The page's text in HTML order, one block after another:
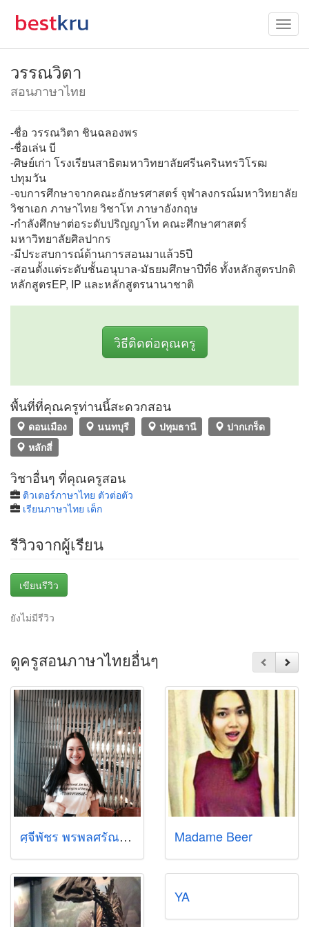
วรรณวิตา
สอนภาษาไทย
-ชื่อ วรรณวิตา ชินฉลองพร
-ชื่อเล่น บี
-ศิษย์เก่า โรงเรียนสาธิตมหาวิทยาลัยศรีนครินทรวิโรฒ
ปทุมวัน
-จบการศึกษาจากคณะอักษรศาสตร์ จุฬาลงกรณ์มหาวิทยาลัย
วิชาเอก ภาษาไทย วิชาโท ภาษาอังกฤษ
-กำลังศึกษาต่อระดับปริญญาโท คณะศึกษาศาสตร์
มหาวิทยาลัยศิลปากร
-มีประสบการณ์ด้านการสอนมาแล้ว5ปี
-สอนตั้งแต่ระดับชั้นอนุบาล-มัธยมศึกษาปีที่6 ทั้งหลักสูตรปกติ
หลักสูตรEP, IP และหลักสูตรนานาชาติ
วิธีติดต่อคุณครู
พื้นที่ที่คุณครูท่านนี้สะดวกสอน
ดอนเมือง นนทบุรี ปทุมธานี
ปากเกร็ด
หลักสี่
วิชาอื่นๆ ที่คุณครูสอน
ติวเตอร์ภาษาไทย ตัวต่อตัว
เรียนภาษาไทย เด็ก
รีวิวจากผู้เรียน
เขียนรีวิว
ยังไม่มีรีวิว
ดูครูสอนภาษาไทยอื่นๆ
ศุจีพัชร พรพลศรัณย์ (พลอย) Madame Beer
ํYA